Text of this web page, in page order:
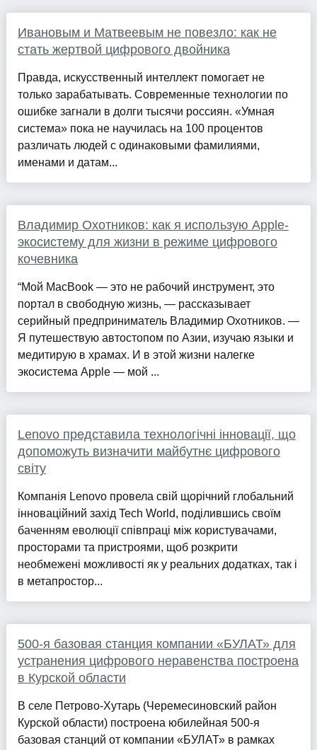
Ивановым и Матвеевым не повезло: как не
стать жертвой цифрового двойника
Правда, искусственный интеллект помогает не
только зарабатывать. Современные технологии по
ошибке загнали в долги тысячи россиян. «Умная
система» пока не научилась на 100 процентов
различать людей с одинаковыми фамилиями,
именами и датам...
Владимир Охотников: как я использую Apple-
экосистему для жизни в режиме цифрового
кочевника
“Мой MacBook — это не рабочий инструмент, это
портал в свободную жизнь, — рассказывает
серийный предприниматель Владимир Охотников. —
Я путешествую автостопом по Азии, изучаю языки и
медитирую в храмах. И в этой жизни налегке
экосистема Apple — мой ...
Lenovo представила технологічні інновації, що
допоможуть визначити майбутнє цифрового
світу
Компанія Lenovo провела свій щорічний глобальний
інноваційний захід Tech World, поділившись своїм
баченням еволюції співпраці між користувачами,
просторами та пристроями, щоб розкрити
необмежені можливості як у реальних додатках, так і
в метапростор...
500-я базовая станция компании «БУЛАТ» для
устранения цифрового неравенства построена
в Курской области
В селе Петрово-Хутарь (Черемесиновский район
Курской области) построена юбилейная 500-я
базовая станций от компании «БУЛАТ» в рамках